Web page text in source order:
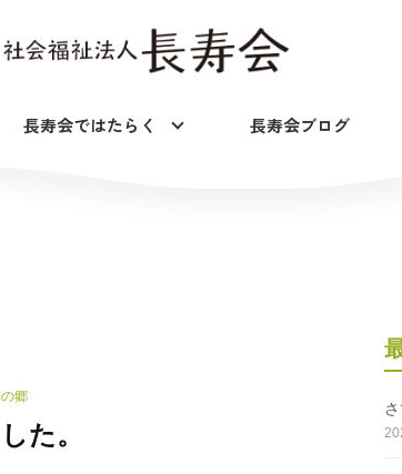
長寿会ではたらく 長寿会ブログ
郷
た。